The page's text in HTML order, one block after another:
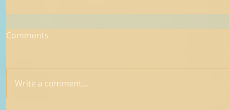
Comments
Write a comment...